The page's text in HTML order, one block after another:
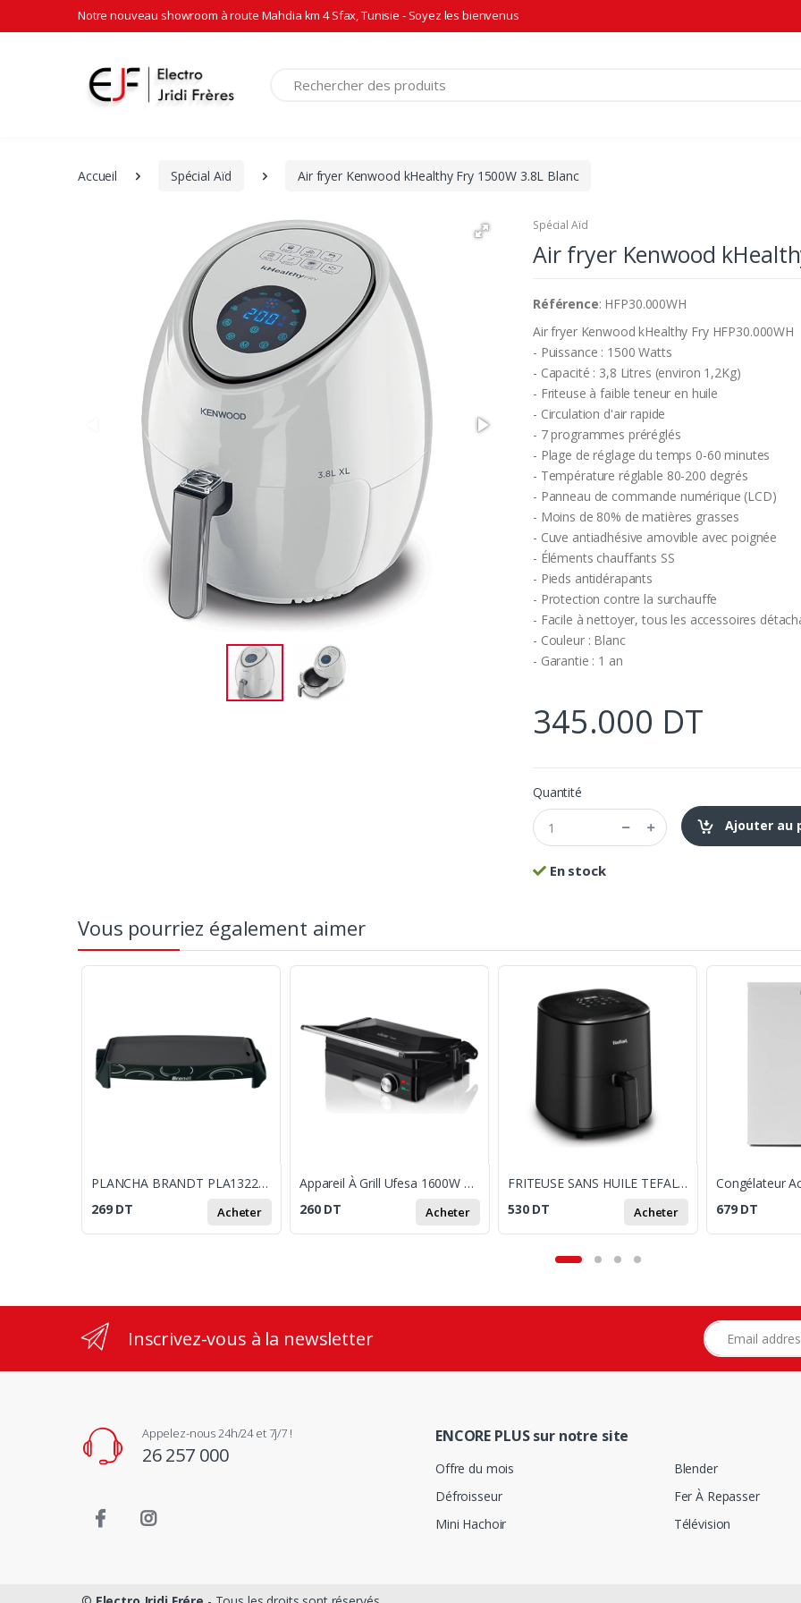
Notre nouveau showroom à route Mahdia km 4 Sfax, Tunisie - Soyez les bienvenus
Accueil Spécial Aïd Air fryer Kenwood kHealthy Fry 1500W 3.8L Blanc
Spécial Aïd
Air fryer Kenwood
Référence: HFP30.000WH
Air fryer Kenwood kHealthy Fry HFP30.000WH
- Puissance : 1500 Watts
- Capacité : 3,8 Litres (environ 1,2Kg)
- Friteuse à faible teneur en huile
- Circulation d'air rapide
- 7 programmes préréglés
- Plage de réglage du temps 0-60 minutes
- Température réglable 80-200 degrés
- Panneau de commande numérique (LCD)
- Moins de 80% de matières grasses
- Cuve antiadhésive amovible avec poignée
- Éléments chauffants SS
- Pieds antidérapants
- Protection contre la surchauffe
- Facile à nettoyer, tous les accessoires
- Couleur : Blanc
- Garantie : 1 an
345.000 DT
Quantité
Ajouter au
En stock
Vous pourriez également aimer
PLANCHA BRANDT PLA1322N 460 X 255MM / 2200W
269 DT Acheter
Appareil À Grill Ufesa 1600W Noir
260 DT Acheter
FRITEUSE SANS HUILE TEFAL EASY FRY MAX 5L - NOIR
530 DT Acheter
679 DT
Inscrivez-vous à la newsletter Adresse e-mail
Appelez-nous 24h/24 et 7j/7 !
26 257 000
ENCORE PLUS sur notre site
Offre du mois
Défroisseur
Mini Hachoir
Blender
Fer À Repasser
Télévision